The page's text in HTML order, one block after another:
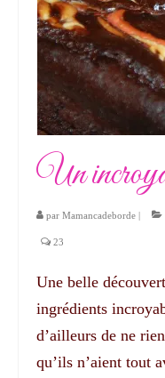
Un
par Mamancadeborde |
23
Une belle
ingrédients
d’ailleurs de ne
qu’ils n’aient tout